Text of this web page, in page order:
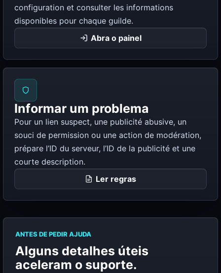
configuration et consulter les informations
disponibles pour chaque guilde.
Abra o painel
Informar um problema
Pour un lien suspect, une publicité abusive, un
souci de permission ou une action de modération,
prépare l’ID du serveur, l’ID de la publicité et une
courte description.
Ler regras
ANTES DE PEDIR AJUDA
Alguns detalhes úteis
aceleram o suporte.